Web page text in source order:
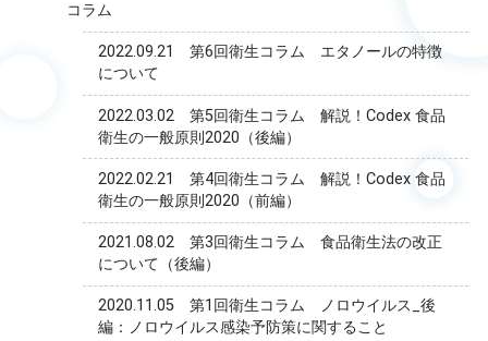
コラム
2022.09.21 第6回衛生コラム エタノールの特徴
について
2022.03.02 第5回衛生コラム 解説！Codex 食品
衛生の一般原則2020（後編）
2022.02.21 第4回衛生コラム 解説！Codex 食品
衛生の一般原則2020（前編）
2021.08.02 第3回衛生コラム 食品衛生法の改正
について（後編）
2020.11.05 第1回衛生コラム ノロウイルス_後
編：ノロウイルス感染予防策に関すること